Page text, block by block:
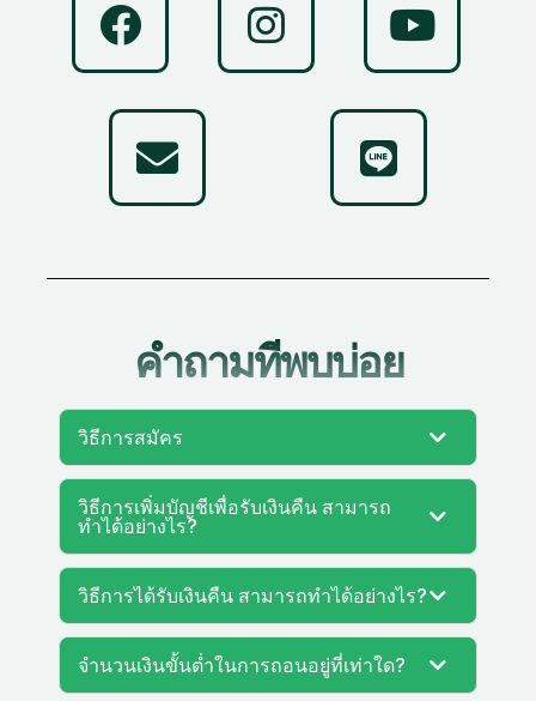
คําถามที่พบบ่อย
วิธีการสมัคร
วิธีการเพิ่มบัญชีเพื่อรับเงินคืน สามารถ
ทำได้อย่างไร?
วิธีการได้รับเงินคืน สามารถทำได้อย่างไร?
จำนวนเงินขั้นต่ำในการถอนอยู่ที่เท่าใด?